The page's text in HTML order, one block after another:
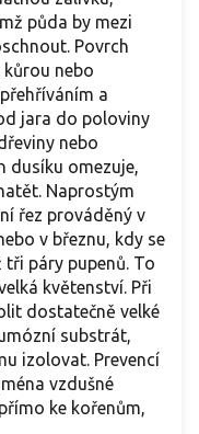
půda by mezi
Povrch
nebo
a
jara do poloviny
nebo
dusíku omezuje,
Naprostým
řez prováděný v
v březnu, kdy se
páry pupenů. To
květenství. Při
dostatečně velké
substrát,
izolovat. Prevencí
vzdušné
ke kořenům,